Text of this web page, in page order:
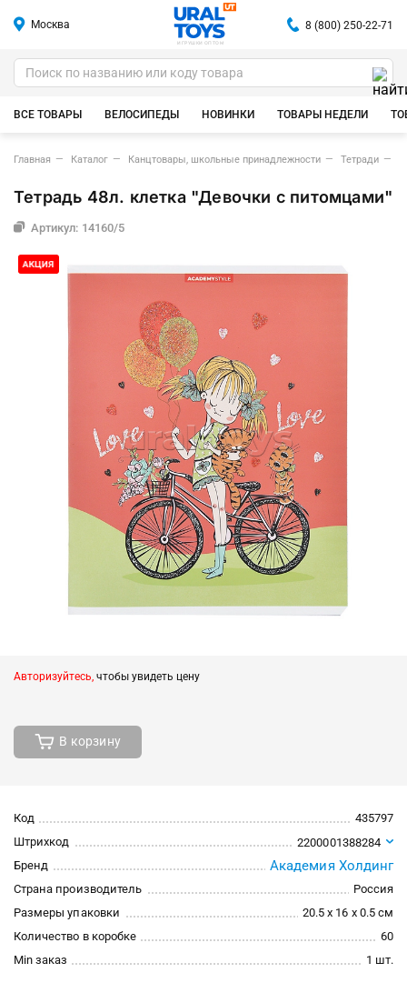
Москва
ИГРУШКИ ОПТОМ
8 (800) 250-22-71
ВСЕ ТОВАРЫ ВЕЛОСИПЕДЫ НОВИНКИ ТОВАРЫ НЕДЕЛИ
Главная Каталог Канцтовары, школьные принадлежности Тетради
Тетрадь 48л. клетка "Девочки с питомцами"
Артикул: 14160/5
Авторизуйтесь, чтобы увидеть цену
В корзину
Код
435797
Штрихкод
2200001388284
Бренд
Академия Холдинг
Страна производитель
Россия
Размеры упаковки
20.5 x 16 x 0.5 см
Количество в коробке
60
Min заказ
1 шт.